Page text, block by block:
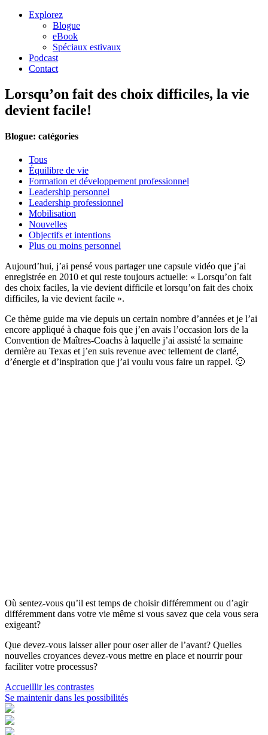
Explorez
Blogue
eBook
Spéciaux estivaux
Podcast
Contact
Lorsqu’on fait des choix difficiles, la vie
devient facile!
Blogue: catégories
Tous
Équilibre de vie
Formation et développement professionnel
Leadership personnel
Leadership professionnel
Mobilisation
Nouvelles
Objectifs et intentions
Plus ou moins personnel
Aujourd’hui, j’ai pensé vous partager une capsule vidéo que j’ai
enregistrée en 2010 et qui reste toujours actuelle: « Lorsqu’on fait
des choix faciles, la vie devient difficile et lorsqu’on fait des choix
difficiles, la vie devient facile ».
Ce thème guide ma vie depuis un certain nombre d’années et je l’ai
encore appliqué à chaque fois que j’en avais l’occasion lors de la
Convention de Maîtres-Coachs à laquelle j’ai assisté la semaine
dernière au Texas et j’en suis revenue avec tellement de clarté,
d’énergie et d’inspiration que j’ai voulu vous faire un rappel. 🙂
Où sentez-vous qu’il est temps de choisir différemment ou d’agir
différemment dans votre vie même si vous savez que cela vous sera
exigeant?
Que devez-vous laisser aller pour oser aller de l’avant? Quelles
nouvelles croyances devez-vous mettre en place et nourrir pour
faciliter votre processus?
Navigation
de
l'article
Accueillir les contrastes
Se maintenir dans les possibilités